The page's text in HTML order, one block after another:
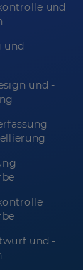
und
und
und -
und -